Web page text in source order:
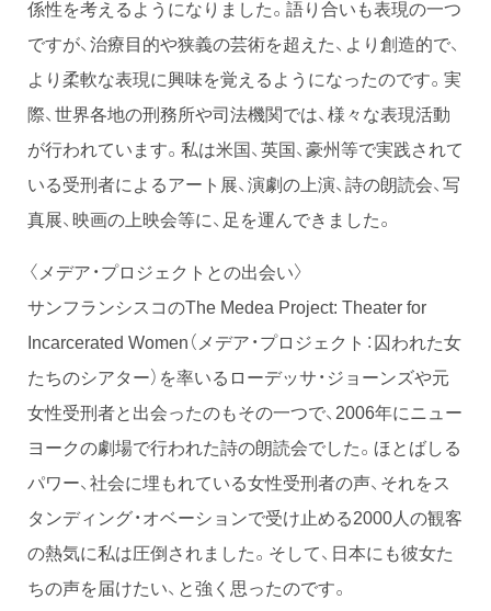
係性を考えるようになりました。語り合いも表現の一つ
ですが、治療目的や狭義の芸術を超えた、より創造的で、
より柔軟な表現に興味を覚えるようになったのです。実
際、世界各地の刑務所や司法機関では、様々な表現活動
が行われています。私は米国、英国、豪州等で実践されて
いる受刑者によるアート展、演劇の上演、詩の朗読会、写
真展、映画の上映会等に、足を運んできました。
〈メデア・プロジェクトとの出会い〉
サンフランシスコのThe Medea Project: Theater for
Incarcerated Women（メデア・プロジェクト：囚われた女
たちのシアター）を率いるローデッサ・ジョーンズや元
女性受刑者と出会ったのもその一つで、2006年にニュー
ヨークの劇場で行われた詩の朗読会でした。ほとばしる
パワー、社会に埋もれている女性受刑者の声、それをス
タンディング・オベーションで受け止める2000人の観客
の熱気に私は圧倒されました。そして、日本にも彼女た
ちの声を届けたい、と強く思ったのです。